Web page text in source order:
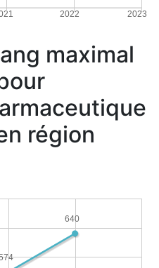
2022 2023
maximal
région
640